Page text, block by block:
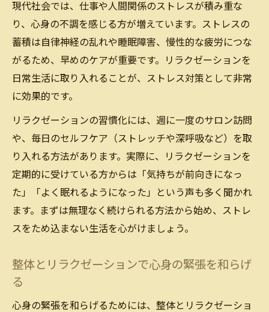
現代社会では、仕事や人間関係のストレスが積み重な
り、心身の不調を感じる方が増えています。ストレスの
蓄積は自律神経の乱れや睡眠障害、慢性的な疲労につな
がるため、早めのケアが重要です。リラクゼーションを
日常生活に取り入れることが、ストレス対策として非常
に効果的です。
リラクゼーションの習慣化には、週に一度のサロン訪問
や、毎日のセルフケア（ストレッチや深呼吸など）を取
り入れる方法があります。実際に、リラクゼーションを
定期的に受けている方からは「気持ちが前向きになっ
た」「よく眠れるようになった」という声も多く聞かれ
ます。まずは無理なく続けられる方法から始め、ストレ
スをため込まない生活を心がけましょう。
整体とリラクゼーションで心身の緊張を和らげ
る
心身の緊張を和らげるためには、整体とリラクゼーショ